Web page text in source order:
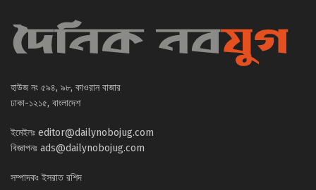
হাউজ নং ৫৯৪, ৯৮, কাওরান বাজার
ঢাকা-১২১৫, বাংলাদেশ
ইমেইলঃ editor@dailynobojug.com
বিজ্ঞাপনঃ ads@dailynobojug.com
সম্পাদকঃ ইসরাত রশিদ